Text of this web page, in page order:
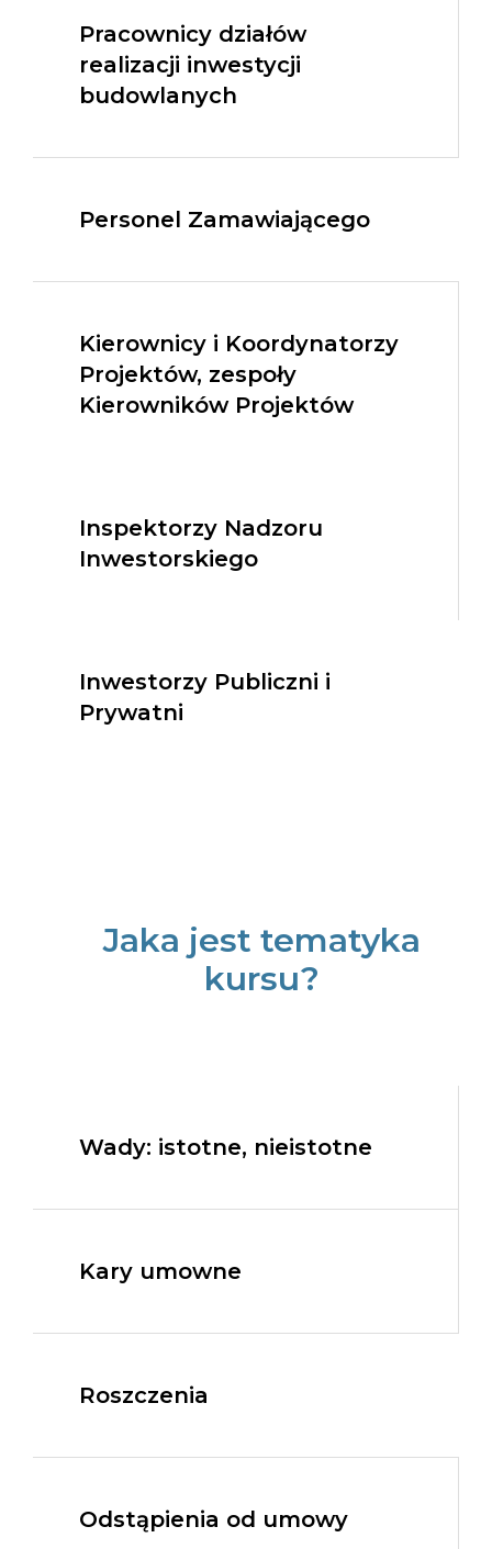
Pracownicy działów
realizacji inwestycji
budowlanych
Personel Zamawiającego
Kierownicy i Koordynatorzy
Projektów, zespoły
Kierowników Projektów
Inspektorzy Nadzoru
Inwestorskiego
Inwestorzy Publiczni i
Prywatni
Jaka jest tematyka
kursu?
Wady: istotne, nieistotne
Kary umowne
Roszczenia
Odstąpienia od umowy